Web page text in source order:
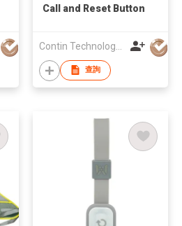
Call and Reset Button
查詢